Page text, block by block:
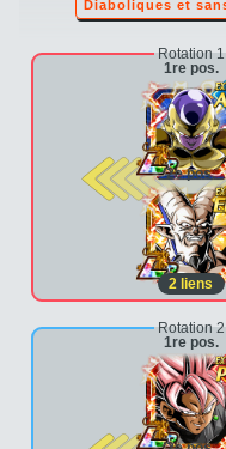
Diaboliques et
Rotation 1
1re pos.
2e pos.
2 liens
Rotation 2
1re pos.